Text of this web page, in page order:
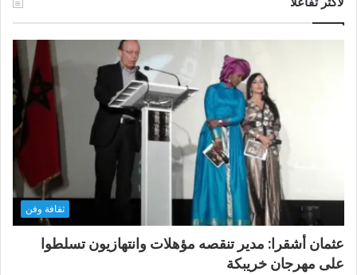
ثقافة وفن
عثمان أشقرا: مدير تنقصه مؤهلات وانتهازيون تسلطوا
على مهرجان خريبكة